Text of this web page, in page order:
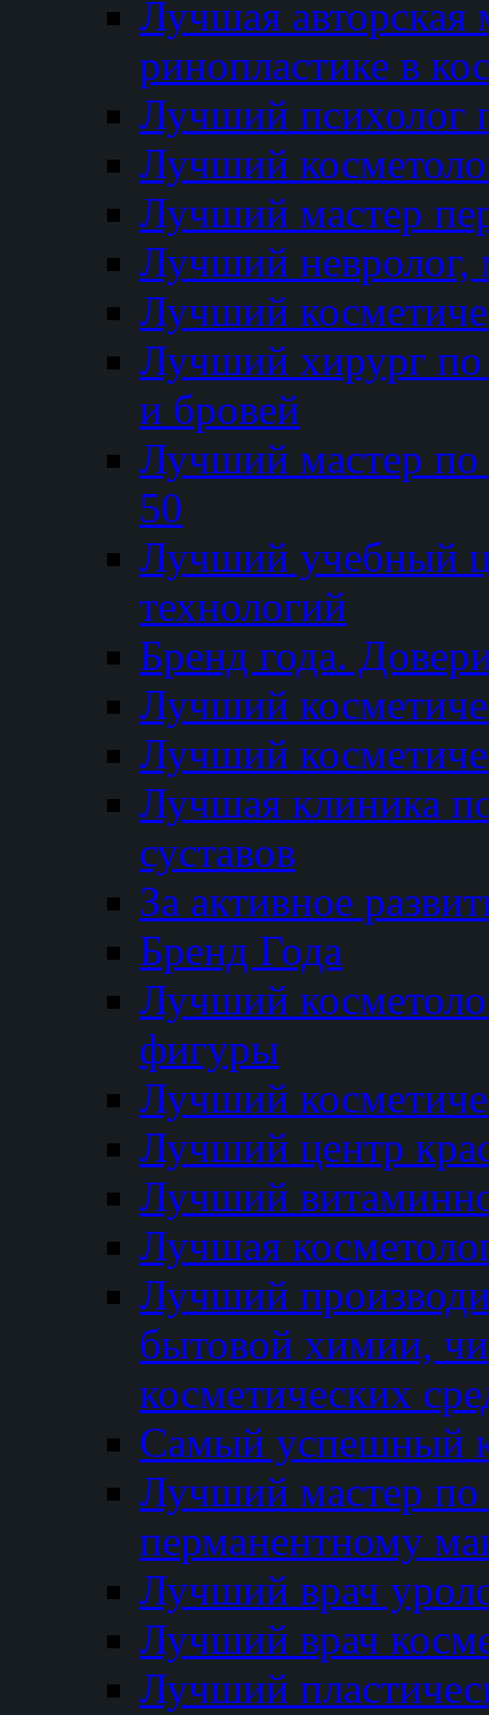
Лучшая авторская
ринопластике в
Лучший психолог
Лучший
Лучший мастер
Лучший невролог,
Лучший
Лучший хирург по
и бровей
Лучший мастер
50
Лучший
технологий
Бренд года.
Лучший
Лучший
Лучшая клиника
суставов
За активное
Бренд Года
Лучший
фигуры
Лучший
Лучший центр
Лучший
Лучшая
Лучший
бытовой химии,
косметических
Самый успешный
Лучший мастер по
перманентному
Лучший врач
Лучший врач
Лучший